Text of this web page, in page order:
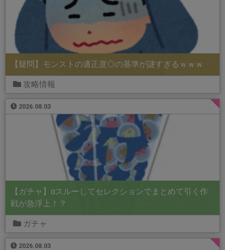
【疑問】モンストの適正度◎の基準が謎すぎるｗｗｗ
攻略情報
2026.08.03
【ガチャ】αスルーしてセレクションでまとめて引く作
戦が急浮上！？
ガチャ
2026.08.03